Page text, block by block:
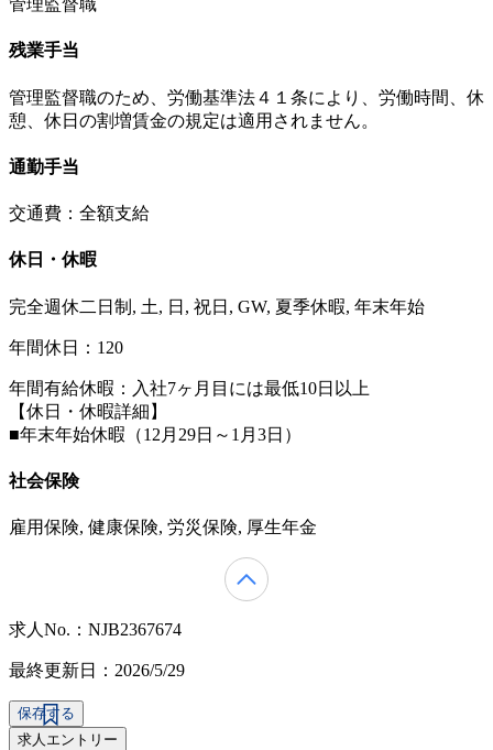
管理監督職
残業手当
管理監督職のため、労働基準法４１条により、労働時間、休
憩、休日の割増賃金の規定は適用されません。
通勤手当
交通費：全額支給
休日・休暇
完全週休二日制, 土, 日, 祝日, GW, 夏季休暇, 年末年始
年間休日：120
年間有給休暇：入社7ヶ月目には最低10日以上
【休日・休暇詳細】
■年末年始休暇（12月29日～1月3日）
社会保険
雇用保険, 健康保険, 労災保険, 厚生年金
求人No.：NJB2367674
最終更新日：2026/5/29
保存する
求人エントリー